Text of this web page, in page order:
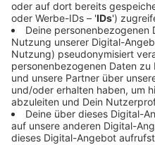
Politiker bei uns zu
besonderen Video-
keine einzige Frage
einfach fünf Dinge in die
das erzählt, was ihm als
Standardantworten, keine
sondern ganz persönliche
für"!